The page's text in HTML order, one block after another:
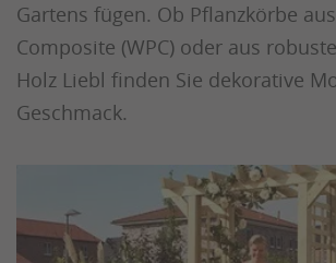
Gartens fügen. Ob Pflanzkörbe
Composite (WPC) oder aus
Holz Liebl finden Sie dekorative
Geschmack.